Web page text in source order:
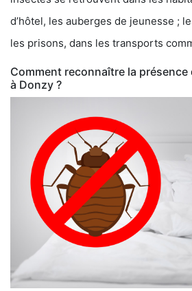
d’hôtel, les auberges de jeunesse ;
les prisons, dans les transports
Comment reconnaître la présence
à Donzy ?